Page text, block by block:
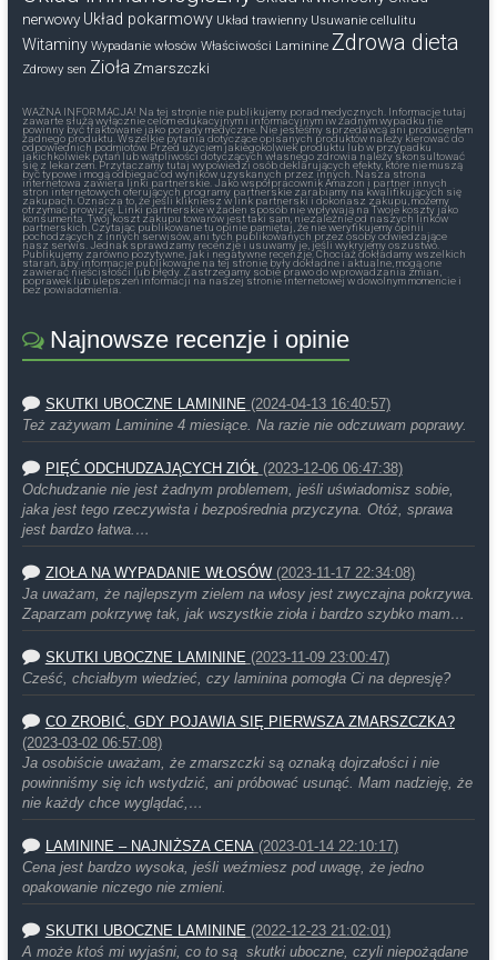
nerwowy Układ pokarmowy Układ trawienny Usuwanie cellulitu
Witaminy Wypadanie włosów Właściwości Laminine Zdrowa dieta
Zdrowy sen Zioła Zmarszczki
WAŻNA INFORMACJA! Na tej stronie nie publikujemy porad medycznych. Informacje tutaj
zawarte służą wyłącznie celom edukacyjnym i informacyjnym iw żadnym wypadku nie
powinny być traktowane jako porady medyczne. Nie jesteśmy sprzedawcą ani producentem
żadnego produktu. Wszelkie pytania dotyczące opisanych produktów należy kierować do
odpowiednich podmiotów. Przed użyciem jakiegokolwiek produktu lub w przypadku
jakichkolwiek pytań lub wątpliwości dotyczących własnego zdrowia należy skonsultować
się z lekarzem. Przytaczamy tutaj wypowiedzi osób deklarujących efekty, które nie muszą
być typowe i mogą odbiegać od wyników uzyskanych przez innych. Nasza strona
internetowa zawiera linki partnerskie. Jako współpracownik Amazon i partner innych
stron internetowych oferujących programy partnerskie zarabiamy na kwalifikujących się
zakupach. Oznacza to, że jeśli klikniesz w link partnerski i dokonasz zakupu, możemy
otrzymać prowizję. Linki partnerskie w żaden sposób nie wpływają na Twoje koszty jako
konsumenta. Twój koszt zakupu towarów jest taki sam, niezależnie od naszych linków
partnerskich. Czytając publikowane tu opinie pamiętaj, że nie weryfikujemy opinii
pochodzących z innych serwisów, ani tych publikowanych przez osoby odwiedzające
nasz serwis. Jednak sprawdzamy recenzje i usuwamy je, jeśli wykryjemy oszustwo.
Publikujemy zarówno pozytywne, jak i negatywne recenzje. Chociaż dokładamy wszelkich
starań, aby informacje publikowane na tej stronie były dokładne i aktualne, mogą one
zawierać nieścisłości lub błędy. Zastrzegamy sobie prawo do wprowadzania zmian,
poprawek lub ulepszeń informacji na naszej stronie internetowej w dowolnym momencie i
bez powiadomienia.
Najnowsze recenzje i opinie
SKUTKI UBOCZNE LAMININE (2024-04-13 16:40:57)
Też zażywam Laminine 4 miesiące. Na razie nie odczuwam poprawy.
PIĘĆ ODCHUDZAJĄCYCH ZIÓŁ (2023-12-06 06:47:38)
Odchudzanie nie jest żadnym problemem, jeśli uświadomisz sobie,
jaka jest tego rzeczywista i bezpośrednia przyczyna. Otóż, sprawa
jest bardzo łatwa.…
ZIOŁA NA WYPADANIE WŁOSÓW (2023-11-17 22:34:08)
Ja uważam, że najlepszym zielem na włosy jest zwyczajna pokrzywa.
Zaparzam pokrzywę tak, jak wszystkie zioła i bardzo szybko mam…
SKUTKI UBOCZNE LAMININE (2023-11-09 23:00:47)
Cześć, chciałbym wiedzieć, czy laminina pomogła Ci na depresję?
CO ZROBIĆ, GDY POJAWIA SIĘ PIERWSZA ZMARSZCZKA?
(2023-03-02 06:57:08)
Ja osobiście uważam, że zmarszczki są oznaką dojrzałości i nie
powinniśmy się ich wstydzić, ani próbować usunąć. Mam nadzieję, że
nie każdy chce wyglądać,…
LAMININE – NAJNIŻSZA CENA (2023-01-14 22:10:17)
Cena jest bardzo wysoka, jeśli weźmiesz pod uwagę, że jedno
opakowanie niczego nie zmieni.
SKUTKI UBOCZNE LAMININE (2022-12-23 21:02:01)
A może ktoś mi wyjaśni, co to są skutki uboczne, czyli niepożądane